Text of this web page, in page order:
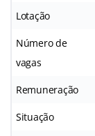
Lotação
Número de
vagas
Remuneração
Situação